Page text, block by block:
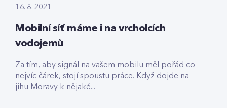
16. 8. 2021
Mobilní síť máme i na vrcholcích
vodojemů
Za tím, aby signál na vašem mobilu měl pořád co
nejvíc čárek, stojí spoustu práce. Když dojde na
jihu Moravy k nějaké...